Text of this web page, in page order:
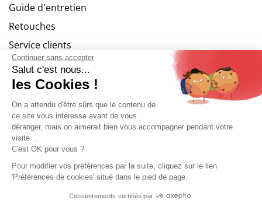
Continuer sans accepter
Salut c'est nous...
les Cookies !
On a attendu d'être sûrs que le contenu de
ce site vous intéresse avant de vous
déranger, mais on aimerait bien vous accompagner pendant votre
visite...
C'est OK pour vous ?
Pour modifier vos préférences par la suite, cliquez sur le lien
'Préférences de cookies' situé dans le pied de page.
Consentements certifiés par
Guide d'entretien
Retouches
Service clients
Les services
Paiement sécurisé
Livraison so colissimo
Echange et retour
Retourner un article
Gérer mes cookies